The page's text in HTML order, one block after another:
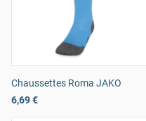
Chaussettes Roma JAKO
6,69 €